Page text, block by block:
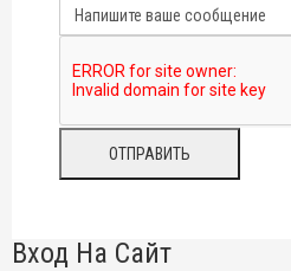
Вход На Сайт